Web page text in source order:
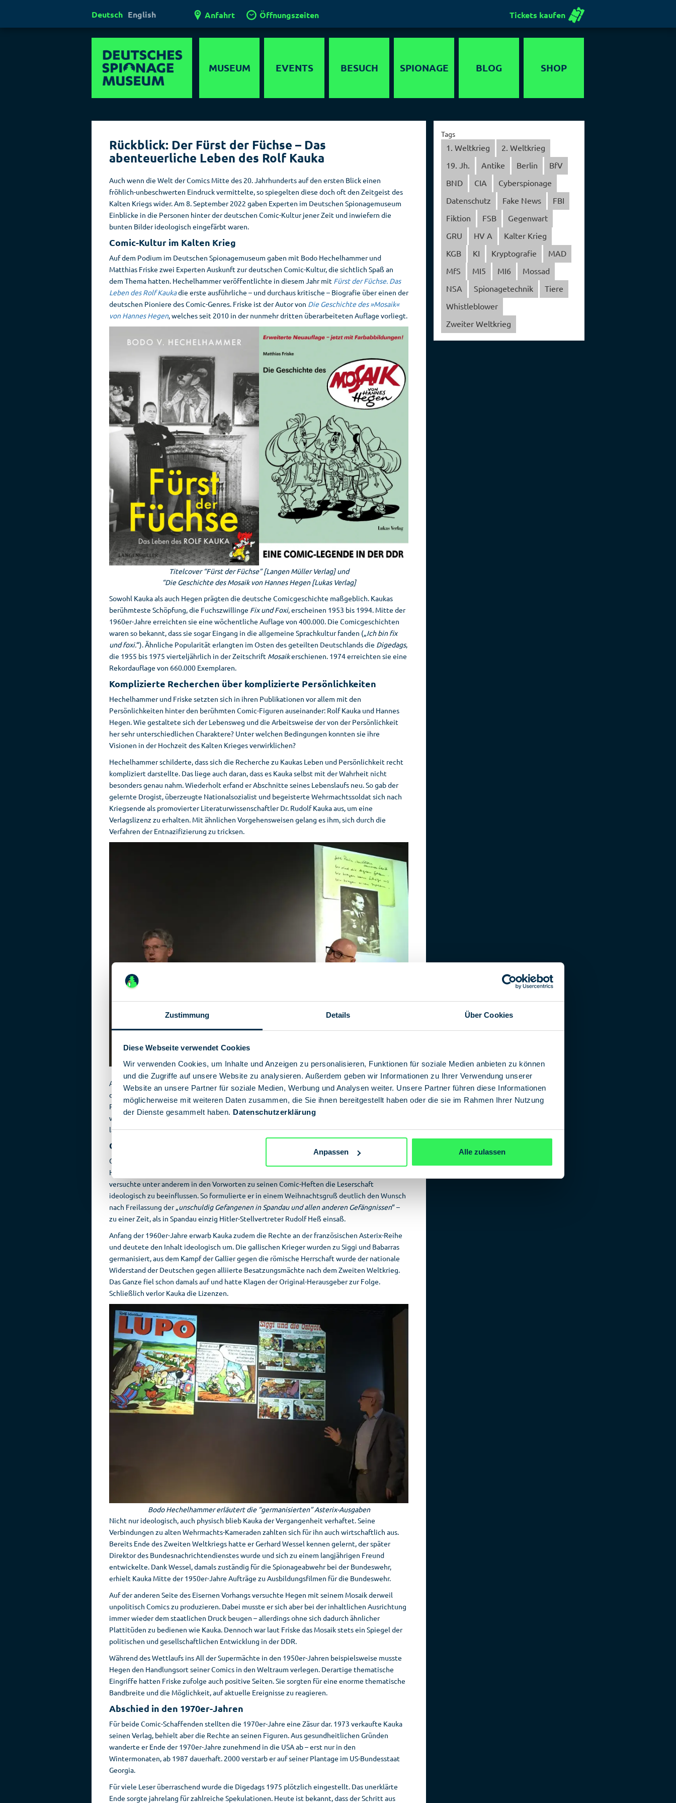
Zustimmung Details Über Cookies
Diese Webseite verwendet Cookies
Wir verwenden Cookies, um Inhalte und Anzeigen zu personalisieren, Funktionen für soziale Medien anbieten zu können
und die Zugriffe auf unsere Website zu analysieren. Außerdem geben wir Informationen zu Ihrer Verwendung unserer
Website an unsere Partner für soziale Medien, Werbung und Analysen weiter. Unsere Partner führen diese Informationen
möglicherweise mit weiteren Daten zusammen, die Sie ihnen bereitgestellt haben oder die sie im Rahmen Ihrer Nutzung
der Dienste gesammelt haben. Datenschutzerklärung
Anpassen Alle zulassen
Deutsch English Anfahrt Öffnungszeiten Tickets kaufen
MUSEUM
Außergewöhnliche
Museen in Berlin
Geschichte
Laserparcours
Lügendetektor
EVENTS BESUCH
Kinder im
Spionagemuseum
Kinder­
geburtstage
SPIONAGE
Geheimdienste
BLOG SHOP
Tags
1. Weltkrieg
2. Weltkrieg
19. Jh.
Antike Berlin
BfV
BND
CIA
Cyberspionage
Datenschutz
Fake News
FBI
Fiktion
FSB
Gegenwart
GRU
HV A
Kalter Krieg
KGB
KI Kryptografie
MAD
MfS
MI5 MI6
Mossad
NSA
Spionagetechnik
Tiere
Whistleblower
Zweiter Weltkrieg
Rückblick: Der Fürst der Füchse – Das
abenteuerliche Leben des Rolf Kauka
Auch wenn die Welt der Comics Mitte des 20. Jahrhunderts auf den ersten Blick einen
fröhlich-unbeschwerten Eindruck vermittelte, so spiegelten diese doch oft den Zeitgeist des
Kalten Kriegs wider. Am 8. September 2022 gaben Experten im Deutschen Spionagemuseum
Einblicke in die Personen hinter der deutschen Comic-Kultur jener Zeit und inwiefern die
bunten Bilder ideologisch eingefärbt waren.
Comic-Kultur im Kalten Krieg
Auf dem Podium im Deutschen Spionagemuseum gaben mit Bodo Hechelhammer und
Matthias Friske zwei Experten Auskunft zur deutschen Comic-Kultur, die sichtlich Spaß an
dem Thema hatten. Hechelhammer veröffentlichte in diesem Jahr mit Fürst der Füchse. Das
Leben des Rolf Kaukadie erste ausführliche – und durchaus kritische – Biografie über einen der
deutschen Pioniere des Comic-Genres. Friske ist der Autor von Die Geschichte des »Mosaik«
von Hannes Hegen, welches seit 2010 in der nunmehr dritten überarbeiteten Auflage vorliegt.
Titelcover “Fürst der Füchse” [Langen Müller Verlag] und
“Die Geschichte des Mosaik von Hannes Hegen [Lukas Verlag]
Sowohl Kauka als auch Hegen prägten die deutsche Comicgeschichte maßgeblich. Kaukas
berühmteste Schöpfung, die Fuchszwillinge Fix und Foxi, erscheinen 1953 bis 1994. Mitte der
1960er-Jahre erreichten sie eine wöchentliche Auflage von 400.000. Die Comicgeschichten
waren so bekannt, dass sie sogar Eingang in die allgemeine Sprachkultur fanden („ Ich bin fix
und foxi.“). Ähnliche Popularität erlangten im Osten des geteilten Deutschlands die Digedags,
die 1955 bis 1975 vierteljährlich in der Zeitschrift Mosaikerschienen. 1974 erreichten sie eine
Rekordauflage von 660.000 Exemplaren.
Komplizierte Recherchen über komplizierte Persönlichkeiten
Hechelhammer und Friske setzten sich in ihren Publikationen vor allem mit den
Persönlichkeiten hinter den berühmten Comic-Figuren auseinander: Rolf Kauka und Hannes
Hegen. Wie gestaltete sich der Lebensweg und die Arbeitsweise der von der Persönlichkeit
her sehr unterschiedlichen Charaktere? Unter welchen Bedingungen konnten sie ihre
Visionen in der Hochzeit des Kalten Krieges verwirklichen?
Hechelhammer schilderte, dass sich die Recherche zu Kaukas Leben und Persönlichkeit recht
kompliziert darstellte. Das liege auch daran, dass es Kauka selbst mit der Wahrheit nicht
besonders genau nahm. Wiederholt erfand er Abschnitte seines Lebenslaufs neu. So gab der
gelernte Drogist, überzeugte Nationalsozialist und begeisterte Wehrmachtssoldat sich nach
Kriegsende als promovierter Literaturwissenschaftler Dr. Rudolf Kauka aus, um eine
Verlagslizenz zu erhalten. Mit ähnlichen Vorgehensweisen gelang es ihm, sich durch die
Verfahren der Entnazifizierung zu tricksen.
Matthias Friske und Bodo Hechelhammer (v.l.n.r.)
Auch Friske stieß bei seinen Recherchen auf Schwierigkeiten, die aber nicht daher rührten,
dass Hegen Teile seines Lebens neu erfinden musste. Vielmehr war es die verschlossene
Persönlichkeit Hegens, der im Gegensatz zu Kauka kaum in der Öffentlichkeit auftrat und nur
wenige Interviews gab. Als Glücksfall für Friske erwies sich der Kontakt mit Lothar Dräger,
lange der engste Mitarbeiter Hegens.
Comics und Ideologie
Große Unterschiede zwischen der beiden Comic-Schaffenden ergaben sich laut
Hechelhammer und Friske vor allem im Hinblick auf das Sendungsbewusstsein. Kauka
versuchte unter anderem in den Vorworten zu seinen Comic-Heften die Leserschaft
ideologisch zu beeinflussen. So formulierte er in einem Weihnachtsgruß deutlich den Wunsch
nach Freilassung der „ unschuldig Gefangenen in Spandau und allen anderen Gefängnissen“ –
zu einer Zeit, als in Spandau einzig Hitler-Stellvertreter Rudolf Heß einsaß.
Anfang der 1960er-Jahre erwarb Kauka zudem die Rechte an der französischen Asterix-Reihe
und deutete den Inhalt ideologisch um. Die gallischen Krieger wurden zu Siggi und Babarras
germanisiert, aus dem Kampf der Gallier gegen die römische Herrschaft wurde der nationale
Widerstand der Deutschen gegen alliierte Besatzungsmächte nach dem Zweiten Weltkrieg.
Das Ganze fiel schon damals auf und hatte Klagen der Original-Herausgeber zur Folge.
Schließlich verlor Kauka die Lizenzen.
Bodo Hechelhammer erläutert die “germanisierten” Asterix-Ausgaben
Nicht nur ideologisch, auch physisch blieb Kauka der Vergangenheit verhaftet. Seine
Verbindungen zu alten Wehrmachts-Kameraden zahlten sich für ihn auch wirtschaftlich aus.
Bereits Ende des Zweiten Weltkriegs hatte er Gerhard Wessel kennen gelernt, der später
Direktor des Bundesnachrichtendienstes wurde und sich zu einem langjährigen Freund
entwickelte. Dank Wessel, damals zuständig für die Spionageabwehr bei der Bundeswehr,
erhielt Kauka Mitte der 1950er-Jahre Aufträge zu Ausbildungsfilmen für die Bundeswehr.
Auf der anderen Seite des Eisernen Vorhangs versuchte Hegen mit seinem Mosaik derweil
unpolitisch Comics zu produzieren. Dabei musste er sich aber bei der inhaltlichen Ausrichtung
immer wieder dem staatlichen Druck beugen – allerdings ohne sich dadurch ähnlicher
Plattitüden zu bedienen wie Kauka. Dennoch war laut Friske das Mosaik stets ein Spiegel der
politischen und gesellschaftlichen Entwicklung in der DDR.
Während des Wettlaufs ins All der Supermächte in den 1950er-Jahren beispielsweise musste
Hegen den Handlungsort seiner Comics in den Weltraum verlegen. Derartige thematische
Eingriffe hatten Friske zufolge auch positive Seiten. Sie sorgten für eine enorme thematische
Bandbreite und die Möglichkeit, auf aktuelle Ereignisse zu reagieren.
Abschied in den 1970er-Jahren
Für beide Comic-Schaffenden stellten die 1970er-Jahre eine Zäsur dar. 1973 verkaufte Kauka
seinen Verlag, behielt aber die Rechte an seinen Figuren. Aus gesundheitlichen Gründen
wanderte er Ende der 1970er-Jahre zunehmend in die USA ab – erst nur in den
Wintermonaten, ab 1987 dauerhaft. 2000 verstarb er auf seiner Plantage im US-Bundesstaat
Georgia.
Für viele Leser überraschend wurde die Digedags 1975 plötzlich eingestellt. Das unerklärte
Ende sorgte jahrelang für zahlreiche Spekulationen. Heute ist bekannt, dass der Schritt aus